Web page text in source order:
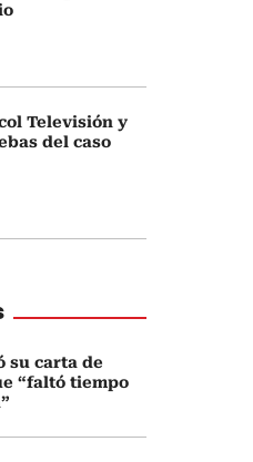
Televisión y
del caso
su carta de
“faltó tiempo